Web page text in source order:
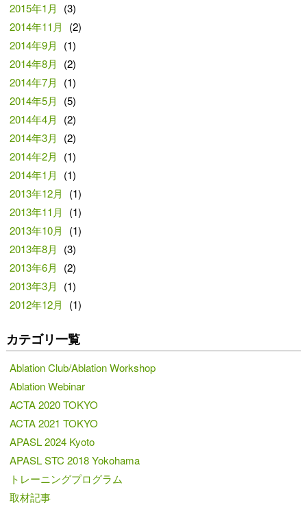
2015年1月
(3)
2014年11月
(2)
2014年9月
(1)
2014年8月
(2)
2014年7月
(1)
2014年5月
(5)
2014年4月
(2)
2014年3月
(2)
2014年2月
(1)
2014年1月
(1)
2013年12月
(1)
2013年11月
(1)
2013年10月
(1)
2013年8月
(3)
2013年6月
(2)
2013年3月
(1)
2012年12月
(1)
カテゴリ一覧
Ablation Club/Ablation Workshop
Ablation Webinar
ACTA 2020 TOKYO
ACTA 2021 TOKYO
APASL 2024 Kyoto
APASL STC 2018 Yokohama
トレーニングプログラム
取材記事